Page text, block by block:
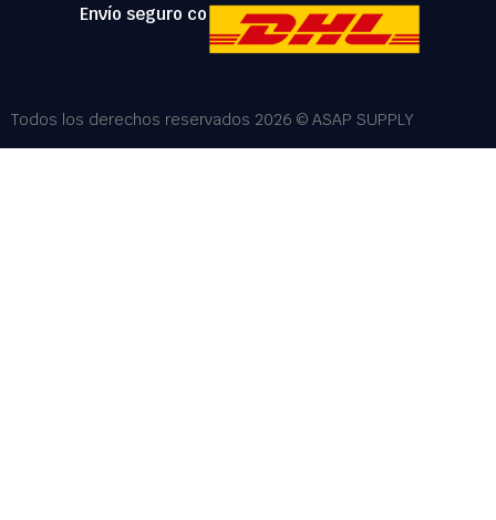
Envío seguro con:
Todos los derechos reservados 2026 © ASAP SUPPLY